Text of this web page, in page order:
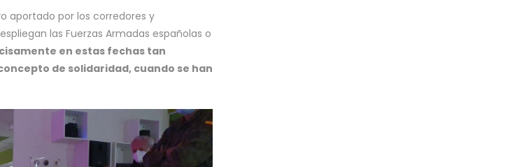
aportado por los corredores y
las Fuerzas Armadas españolas o
en estas fechas tan
de solidaridad, cuando se han